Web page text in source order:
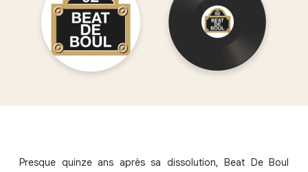
Presque quinze ans après sa dissolution, Beat De Boul